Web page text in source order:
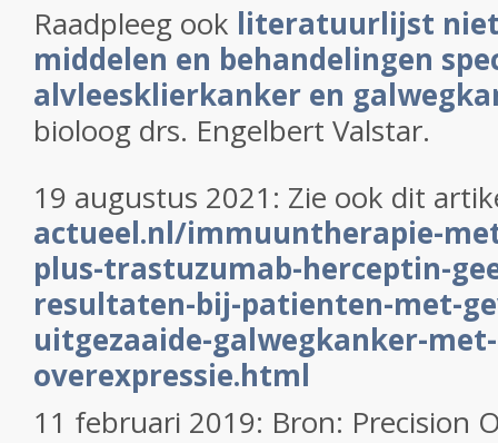
Raadpleeg ook literatuurlijst
middelen en behandelingen
alvleesklierkanker en
bioloog drs. Engelbert Valstar.
19 augustus 2021: Zie ook dit
actueel.nl/immuuntherapie-
plus-trastuzumab-herceptin-
resultaten-bij-patienten-met-
uitgezaaide-galwegkanker-
overexpressie.html
11 februari 2019: Bron: Precision